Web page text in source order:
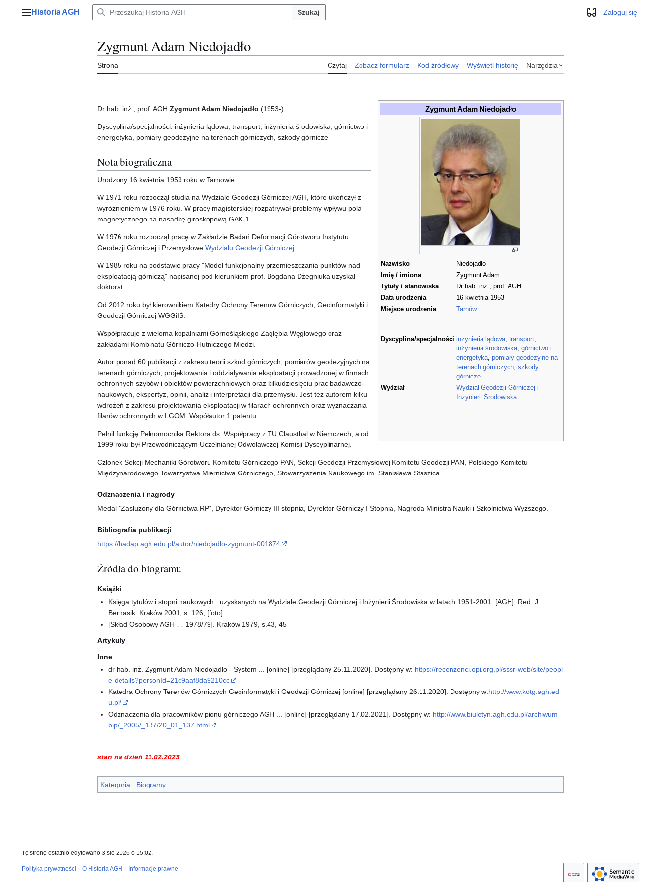
Menu główne
Historia AGH Szukaj WyglądZaloguj się
Zygmunt Adam Niedojadło
Strona Czytaj Zobacz formularz Kod źródłowy Wyświetl historię Narzędzia
Zygmunt Adam Niedojadło
Nazwisko
Niedojadło
Imię / imiona
Zygmunt Adam
Tytuły / stanowiska
Dr hab. inż., prof. AGH
Data urodzenia
16 kwietnia 1953
Miejsce urodzenia
Tarnów
Dyscyplina/specjalności inżynieria lądowa transport
inżynieria środowiska górnictwo i
energetyka pomiary geodezyjne na
terenach górniczych szkody
górnicze
Wydział
Wydział Geodezji Górniczej i
Inżynierii Środowiska
Dr hab. inż., prof. AGH Zygmunt Adam Niedojadło (1953-)
Dyscyplina/specjalności: inżynieria lądowa, transport, inżynieria środowiska, górnictwo i
energetyka, pomiary geodezyjne na terenach górniczych, szkody górnicze
Nota biograficzna
Urodzony 16 kwietnia 1953 roku w Tarnowie.
W 1971 roku rozpoczął studia na Wydziale Geodezji Górniczej AGH, które ukończył z
wyróżnieniem w 1976 roku. W pracy magisterskiej rozpatrywał problemy wpływu pola
magnetycznego na nasadkę giroskopową GAK-1.
W 1976 roku rozpoczął pracę w Zakładzie Badań Deformacji Górotworu Instytutu
Geodezji Górniczej i Przemysłowe Wydziału Geodezji Górniczej
W 1985 roku na podstawie pracy "Model funkcjonalny przemieszczania punktów nad
eksploatacją górniczą" napisanej pod kierunkiem prof. Bogdana Dżegniuka uzyskał
doktorat.
Od 2012 roku był kierownikiem Katedry Ochrony Terenów Górniczych, Geoinformatyki i
Geodezji Górniczej WGGiIŚ.
Współpracuje z wieloma kopalniami Górnośląskiego Zagłębia Węglowego oraz
zakładami Kombinatu Górniczo-Hutniczego Miedzi.
Autor ponad 60 publikacji z zakresu teorii szkód górniczych, pomiarów geodezyjnych na
terenach górniczych, projektowania i oddziaływania eksploatacji prowadzonej w firmach
ochronnych szybów i obiektów powierzchniowych oraz kilkudziesięciu prac badawczo-
naukowych, ekspertyz, opinii, analiz i interpretacji dla przemysłu. Jest też autorem kilku
wdrożeń z zakresu projektowania eksploatacji w filarach ochronnych oraz wyznaczania
filarów ochronnych w LGOM. Współautor 1 patentu.
Pełnił funkcję Pełnomocnika Rektora ds. Współpracy z TU Clausthal w Niemczech, a od
1999 roku był Przewodniczącym Uczelnianej Odwoławczej Komisji Dyscyplinarnej.
Członek Sekcji Mechaniki Górotworu Komitetu Górniczego PAN, Sekcji Geodezji Przemysłowej Komitetu Geodezji PAN, Polskiego Komitetu
Międzynarodowego Towarzystwa Miernictwa Górniczego, Stowarzyszenia Naukowego im. Stanisława Staszica.
Odznaczenia i nagrody
Medal "Zasłużony dla Górnictwa RP", Dyrektor Górniczy III stopnia, Dyrektor Górniczy I Stopnia, Nagroda Ministra Nauki i Szkolnictwa Wyższego.
Bibliografia publikacji
https://badap.agh.edu.pl/autor/niedojadlo-zygmunt-001874
Źródła do biogramu
Książki
Księga tytułów i stopni naukowych : uzyskanych na Wydziale Geodezji Górniczej i Inżynierii Środowiska w latach 1951-2001. [AGH]. Red. J.
Bernasik. Kraków 2001, s. 126, [foto]
[Skład Osobowy AGH … 1978/79]. Kraków 1979, s.43, 45
Artykuły
Inne
dr hab. inż. Zygmunt Adam Niedojadło - System ... [online] [przeglądany 25.11.2020]. Dostępny w: https://recenzenci.opi.org.pl/sssr-web/site/peopl
e-details?personId=21c9aaf8da9210cc
Katedra Ochrony Terenów Górniczych Geoinformatyki i Geodezji Górniczej [online] [przeglądany 26.11.2020]. Dostępny w:http://www.kotg.agh.ed
u.pl/
Odznaczenia dla pracowników pionu górniczego AGH ... [online] [przeglądany 17.02.2021]. Dostępny w: http://www.biuletyn.agh.edu.pl/archiwum_
bip/_2005/_137/20_01_137.html
stan na dzień 11.02.2023
Kategoria: Biogramy
Tę stronę ostatnio edytowano 3 sie 2026 o 15:02.
Polityka prywatności O Historia AGH Informacje prawne